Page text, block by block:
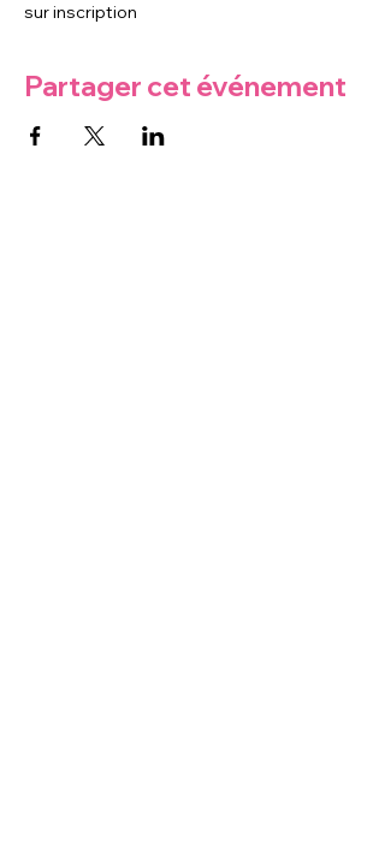
sur inscription
Partager cet événement